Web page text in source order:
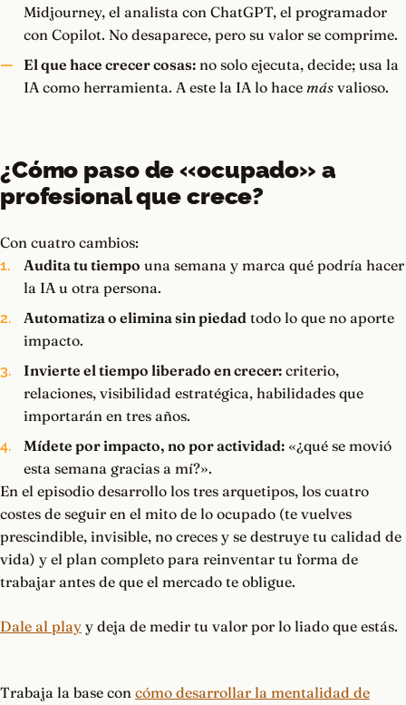
Midjourney, el analista con ChatGPT, el programador
con Copilot. No desaparece, pero su valor se comprime.
El que hace crecer cosas:no solo ejecuta, decide; usa la
IA como herramienta. A este la IA lo hace másvalioso.
¿Cómo paso de «ocupado» a
profesional que crece?
Con cuatro cambios:
Audita tu tiempo una semana y marca qué podría hacer
la IA u otra persona.
Automatiza o elimina sin piedadtodo lo que no aporte
impacto.
Invierte el tiempo liberado en crecer:criterio,
relaciones, visibilidad estratégica, habilidades que
importarán en tres años.
Mídete por impacto, no por actividad:«¿qué se movió
esta semana gracias a mí?».
En el episodio desarrollo los tres arquetipos, los cuatro
costes de seguir en el mito de lo ocupado (te vuelves
prescindible, invisible, no creces y se destruye tu calidad de
vida) y el plan completo para reinventar tu forma de
trabajar antes de que el mercado te obligue.
Dale al play y deja de medir tu valor por lo liado que estás.
Trabaja la base con cómo desarrollar la mentalidad de